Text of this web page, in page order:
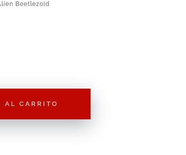
Beetlezoid
AL CARRITO